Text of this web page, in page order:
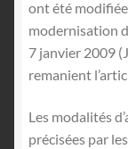
ont été
modernisation
7 janvier 2009
remanient
Les modalités
précisées par